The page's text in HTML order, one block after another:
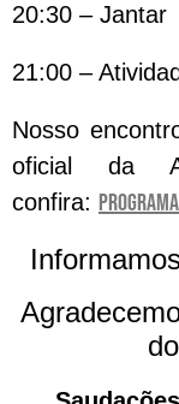
20:30 – Jantar
21:00 –
Nosso
oficial da
confira: